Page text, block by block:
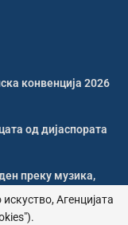
конвенција 2026
од дијаспората
преку музика,
во Џилонг
Агенцијата